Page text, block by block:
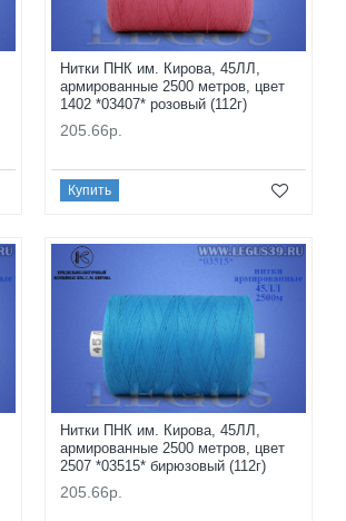
Нитки ПНК им. Кирова, 45ЛЛ,
армированные 2500 метров, цвет
1402 *03407* розовый (112г)
205.66р.
Купить
Нитки ПНК им. Кирова, 45ЛЛ,
армированные 2500 метров, цвет
2507 *03515* бирюзовый (112г)
205.66р.